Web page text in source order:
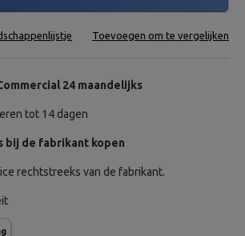
Toevoegen om te vergelijken
24 maandelijks
tot 14 dagen
bij de fabrikant kopen
rechtstreeks van de fabrikant.